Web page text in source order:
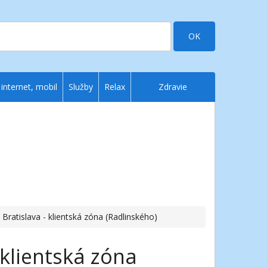
OK
- klientská zóna (Radlinského)
zóna
internet, mobil Služby Relax Zdravie